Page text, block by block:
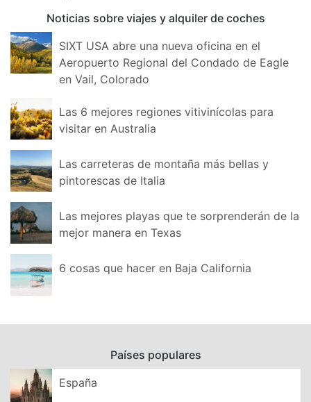
Noticias sobre viajes y alquiler de coches
SIXT USA abre una nueva oficina en el
Aeropuerto Regional del Condado de Eagle
en Vail, Colorado
Las 6 mejores regiones vitivinícolas para
visitar en Australia
Las carreteras de montaña más bellas y
pintorescas de Italia
Las mejores playas que te sorprenderán de la
mejor manera en Texas
6 cosas que hacer en Baja California
Países populares
España